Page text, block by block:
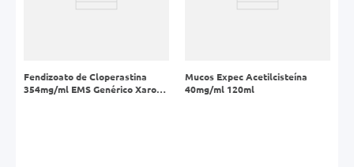
Fendizoato de Cloperastina
354mg/ml EMS Genérico Xarope
Mucos Expec Acetilcisteína
40mg/ml 120ml